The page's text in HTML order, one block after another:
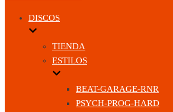
DISCOS
TIENDA
ESTILOS
BEAT-GARAGE-RNR
PSYCH-PROG-HARD